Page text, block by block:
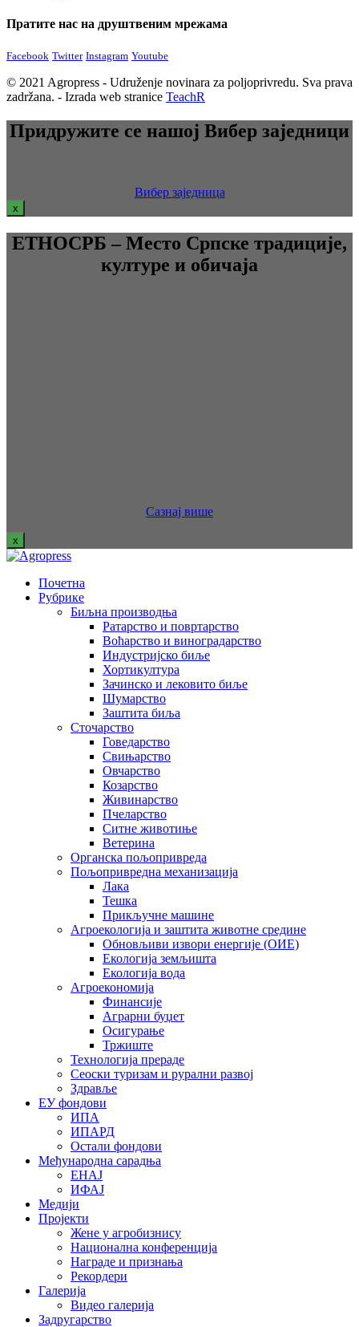
Пратите нас на друштвеним мрежама
Facebook Twitter Instagram Youtube
© 2021 Agropress - Udruženje novinara za poljoprivredu. Sva prava
zadržana. - Izrada web stranice TeachR
Придружите се нашој Вибер заједници
Вибер заједница
x
ЕТНОСРБ – Место Српске традиције,
културе и обичаја
Сазнај више
x
Почетна
Рубрике
Биљна производња
Ратарство и повртарство
Воћарство и виноградарство
Индустријско биље
Хортикултура
Зачинско и лековито биље
Шумарство
Заштита биља
Сточарство
Говедарство
Свињарство
Овчарство
Козарство
Живинарство
Пчеларство
Ситне животиње
Ветерина
Органска пољопривреда
Пољопривредна механизација
Лака
Тешка
Прикључне машине
Агроекологија и заштита животне средине
Обновљиви извори енергије (ОИЕ)
Екологија земљишта
Екологија вода
Агроекономија
Финансије
Аграрни буџет
Осигурање
Тржиште
Технологија прераде
Сеоски туризам и рурални развој
Здравље
ЕУ фондови
ИПА
ИПАРД
Остали фондови
Међународна сарадња
ЕНАЈ
ИФАЈ
Медији
Пројекти
Жене у агробизнису
Национална конференција
Награде и признања
Рекордери
Галерија
Видео галерија
Задругарство